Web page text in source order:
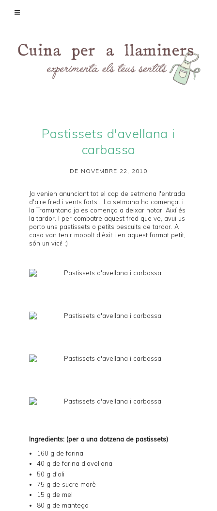
Pastissets d'avellana i
carbassa
DE NOVEMBRE 22, 2010
Ja venien anunciant tot el cap de setmana l'entrada
d'aire fred i vents forts... La setmana ha començat i
laTramuntana ja es comença a deixar notar. Així és
la tardor. I per combatre aquest fred que ve, avui us
porto uns pastissets o petits bescuits de tardor. A
casa van tenir mooolt d'èxit i en aquest format petit,
són un vici! ;)
Ingredients: (per a una dotzena de pastissets)
160 g de farina
40 g de farina d'avellana
50 g d'oli
75 g de sucre morè
15 g de mel
80 g de mantega